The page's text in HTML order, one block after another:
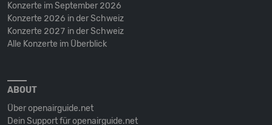
Konzerte im September 2026
Konzerte 2026 in der Schweiz
Konzerte 2027 in der Schweiz
Alle Konzerte im Überblick
ABOUT
Über openairguide.net
Dein Support für openairguide.net